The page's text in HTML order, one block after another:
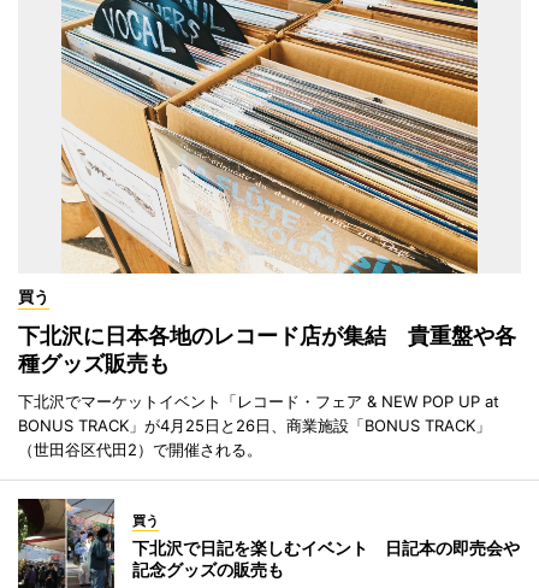
買う
下北沢に日本各地のレコード店が集結 貴重盤や各
種グッズ販売も
下北沢でマーケットイベント「レコード・フェア & NEW POP UP at
BONUS TRACK」が4月25日と26日、商業施設「BONUS TRACK」
（世田谷区代田2）で開催される。
買う
下北沢で日記を楽しむイベント 日記本の即売会や
記念グッズの販売も